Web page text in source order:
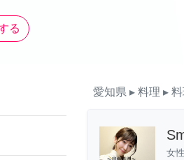
る
愛知県 ▸ 料理 ▸
女性